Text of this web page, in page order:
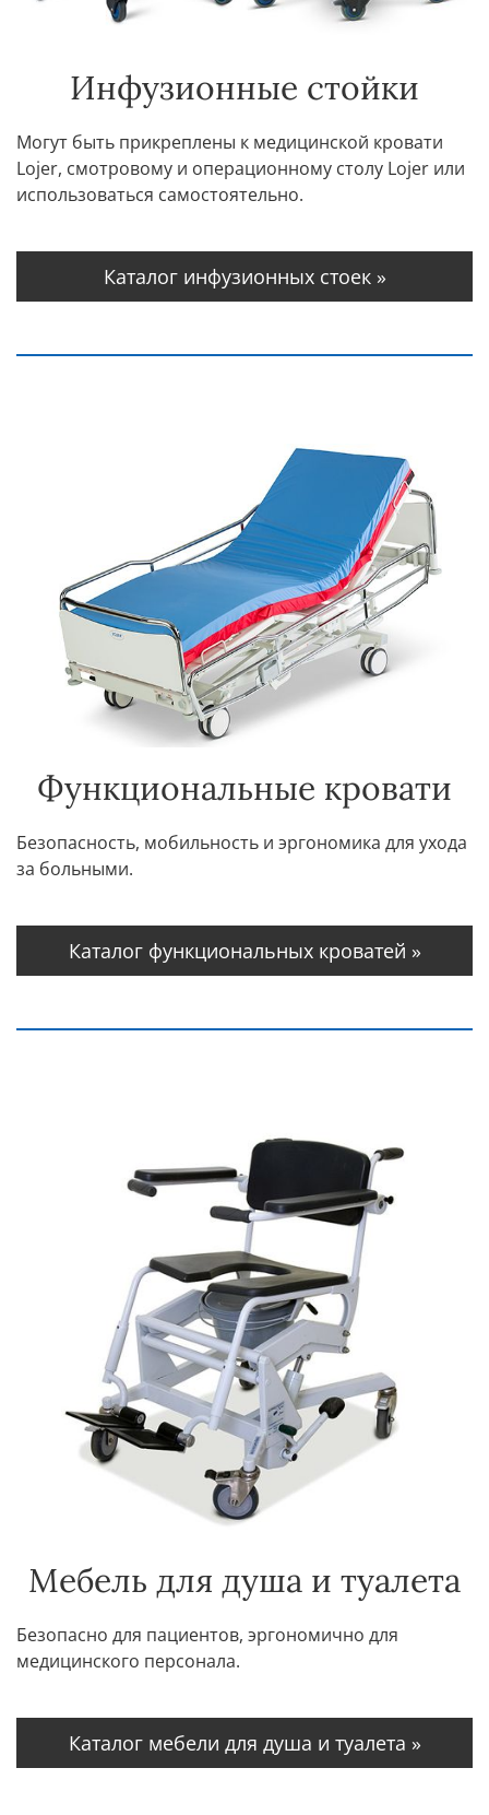
Инфузионные стойки
Могут быть прикреплены к медицинской кровати
Lojer, смотровому и операционному столу Lojer или
использоваться самостоятельно.
Каталог инфузионных стоек »
Функциональные кровати
Безопасность, мобильность и эргономика для ухода
за больными.
Каталог функциональных кроватей »
Мебель для душа и туалета
Безопасно для пациентов, эргономично для
медицинского персонала.
Каталог мебели для душа и туалета »